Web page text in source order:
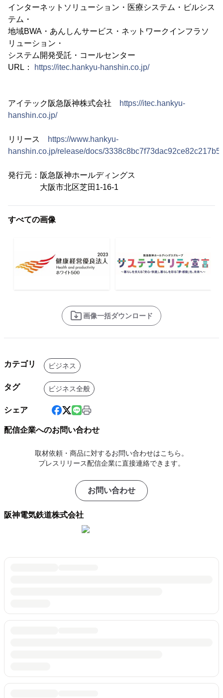
インターネットソリューション・医療システム・ビルシス
テム・
地域BWA・あんしんサービス・ネットワークインフラソ
リューション・
システム開発受託・コールセンター
URL：
https://itec.hankyu-hanshin.co.jp/
アイテック阪急阪神株式会社
https://itec.hankyu-
hanshin.co.jp/
リリース
https://www.hankyu-
hanshin.co.jp/release/docs/
発行元：阪急阪神ホールディングス
大阪市北区芝田1-16-1
すべての画像
画像一括ダウンロード
カテゴリ ビジネス
タグ ビジネス全般
シェア
配信企業へのお問い合わせ
取材依頼・商品に対するお問い合わせはこちら。
プレスリリース配信企業に直接連絡できます。
お問い合わせ
阪神電気鉄道株式会社